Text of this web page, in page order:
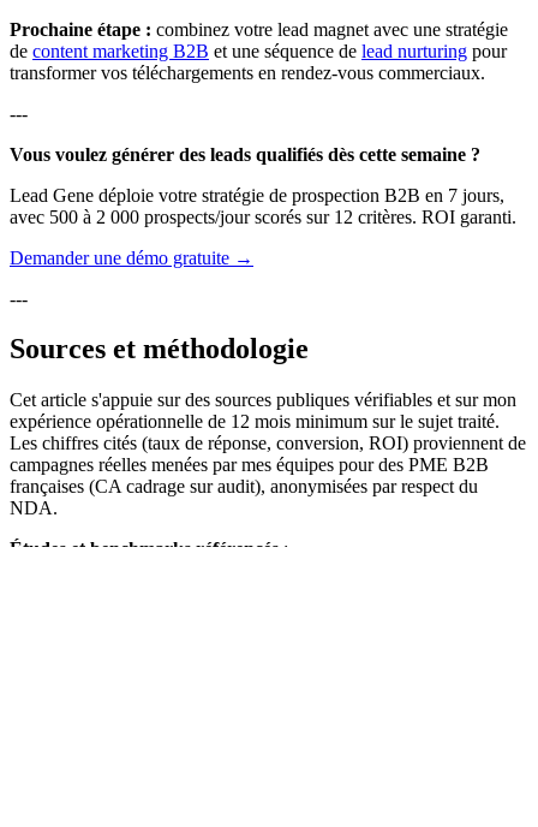
Prochaine étape : combinez votre lead magnet avec une stratégie
de content marketing B2B et une séquence de lead nurturing pour
transformer vos téléchargements en rendez-vous commerciaux.
---
Vous voulez générer des leads qualifiés dès cette semaine ?
Lead Gene déploie votre stratégie de prospection B2B en 7 jours,
avec 500 à 2 000 prospects/jour scorés sur 12 critères. ROI garanti.
Demander une démo gratuite →
---
Sources et méthodologie
Cet article s'appuie sur des sources publiques vérifiables et sur mon
expérience opérationnelle de 12 mois minimum sur le sujet traité.
Les chiffres cités (taux de réponse, conversion, ROI) proviennent de
campagnes réelles menées par mes équipes pour des PME B2B
françaises (CA cadrage sur audit), anonymisées par respect du
NDA.
Études et benchmarks référencés :